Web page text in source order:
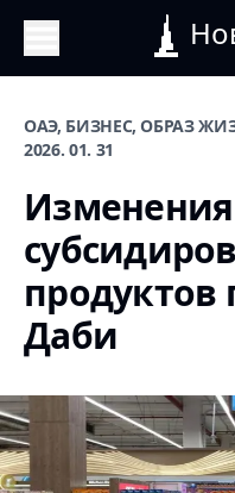
ОАЭ, БИЗНЕС, ОБРАЗ
2026. 01. 31
продуктов
Даби